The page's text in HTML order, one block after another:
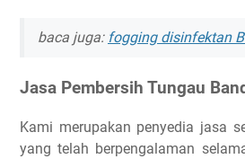
baca juga: fogging disinfektan
Jasa Pembersih Tungau
Kami merupakan penyedia jasa
yang telah berpengalaman